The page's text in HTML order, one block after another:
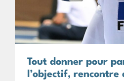
Tout donner pour
l’objectif, rencontre